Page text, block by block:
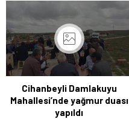
Cihanbeyli Damlakuyu
Mahallesi’nde yağmur duası
yapıldı